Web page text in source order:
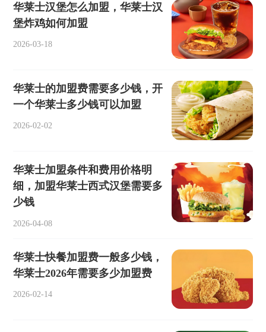
华莱士汉堡怎么加盟，华莱士汉
堡炸鸡如何加盟
2026-03-18
华莱士的加盟费需要多少钱，开
一个华莱士多少钱可以加盟
2026-02-02
华莱士加盟条件和费用价格明
细，加盟华莱士西式汉堡需要多
少钱
2026-04-08
华莱士快餐加盟费一般多少钱，
华莱士2026年需要多少加盟费
2026-02-14